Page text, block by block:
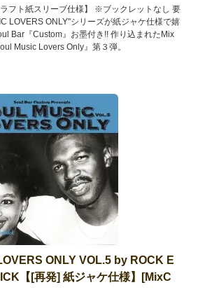
ラフト紙スリーブ仕様】 ※ブックレットなし 要
LOVERS ONLY"シリーズが紙ジャケ仕様で嬉
Bar『Custom』お墨付き!! 作り込まれたMix
Music Lovers Only』第３弾。
ONLY VOL.5 by ROCK E
【[再発] 紙ジャケ仕様】[MixC